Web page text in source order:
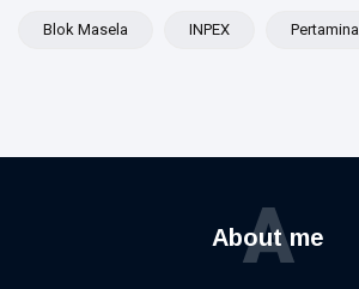
Blok Masela INPEX Pertamina
About me
A